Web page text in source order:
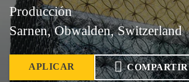
Producción
Sarnen, Obwalden, Switzerland
APLICAR COMPARTIR